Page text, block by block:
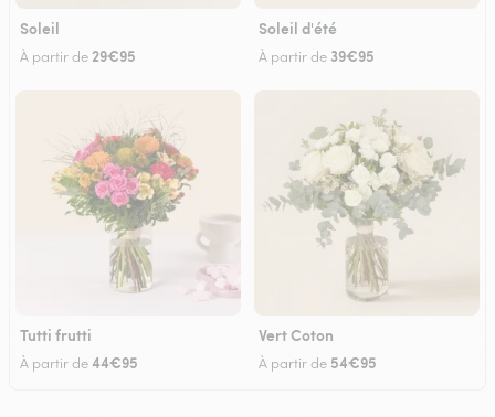
Soleil
À partir de29€95
Soleil d'été
À partir de 39€95
Tutti frutti
À partir de44€95
Vert Coton
À partir de 54€95